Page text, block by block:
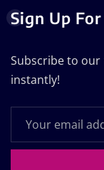
Sign Up
Subscribe to
instantly!